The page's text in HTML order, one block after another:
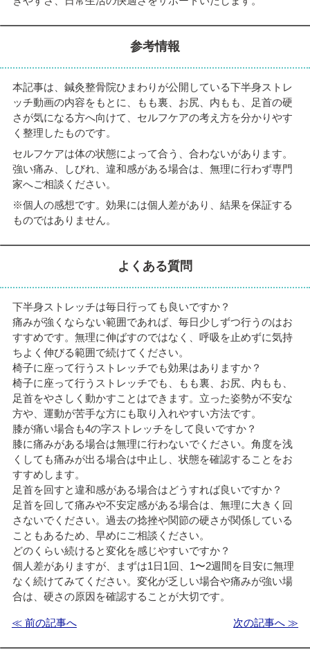
参考情報
本記事は、鍼灸整骨院ひまわりが公開している下半身ストレ
ッチ動画の内容をもとに、もも裏、お尻、内もも、足首の硬
さが気になる方へ向けて、セルフケアの考え方を分かりやす
く整理したものです。
セルフケアは体の状態によって合う、合わないがあります。
強い痛み、しびれ、違和感がある場合は、無理に行わず専門
家へご相談ください。
※個人の感想です。効果には個人差があり、結果を保証する
ものではありません。
よくある質問
下半身ストレッチは毎日行っても良いですか？
痛みが強くならない範囲であれば、毎日少しずつ行うのはお
すすめです。無理に伸ばすのではなく、呼吸を止めずに気持
ちよく伸びる範囲で続けてください。
椅子に座って行うストレッチでも効果はありますか？
椅子に座って行うストレッチでも、もも裏、お尻、内もも、
足首をやさしく動かすことはできます。立った姿勢が不安な
方や、運動が苦手な方にも取り入れやすい方法です。
膝が痛い場合も4の字ストレッチをして良いですか？
膝に痛みがある場合は無理に行わないでください。角度を浅
くしても痛みが出る場合は中止し、状態を確認することをお
すすめします。
足首を回すと違和感がある場合はどうすれば良いですか？
足首を回して痛みや不安定感がある場合は、無理に大きく回
さないでください。過去の捻挫や関節の硬さが関係している
こともあるため、早めにご相談ください。
どのくらい続けると変化を感じやすいですか？
個人差がありますが、まずは1日1回、1〜2週間を目安に無理
なく続けてみてください。変化が乏しい場合や痛みが強い場
合は、硬さの原因を確認することが大切です。
≪ 前の記事へ 次の記事へ ≫